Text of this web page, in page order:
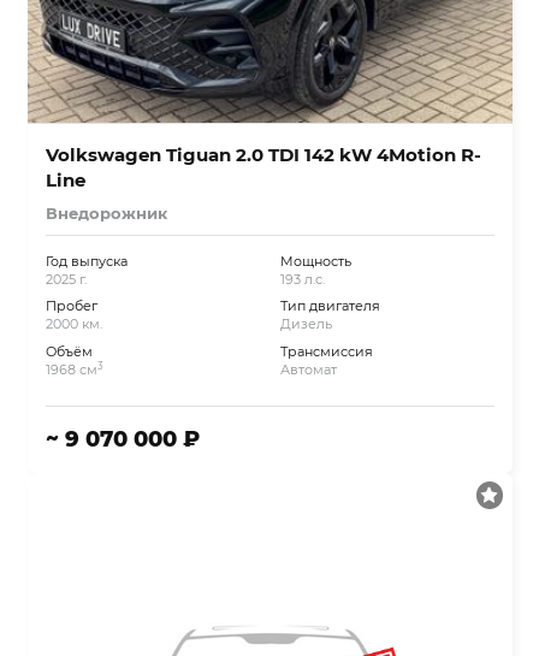
Volkswagen Tiguan 2.0 TDI 142 kW 4Motion R-
Line
Внедорожник
Год выпуска
2025 г.
Пробег
2000 км.
Объём
1968 см3
Мощность
193 л.с.
Тип двигателя
Дизель
Трансмиссия
Автомат
~ 9 070 000 ₽